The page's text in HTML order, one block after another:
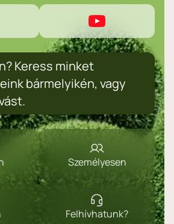
Keress minket
bármelyikén, vagy
Személyesen
Felhívhatunk?